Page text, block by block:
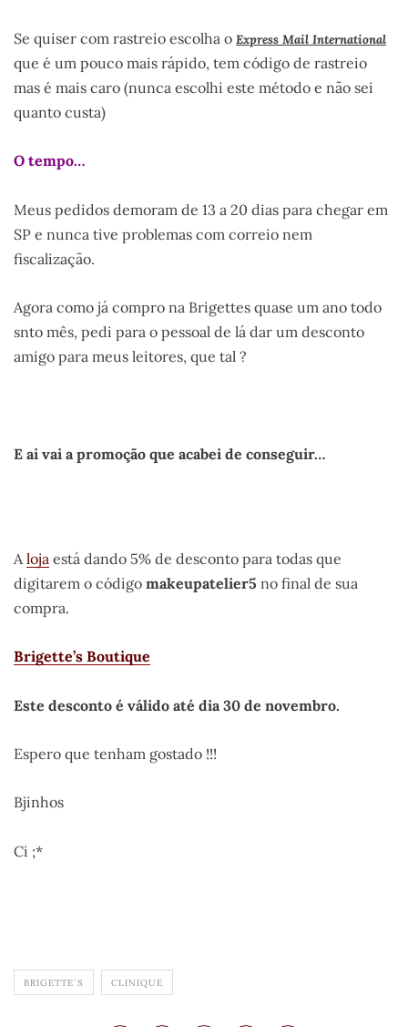
Se quiser com rastreio escolha o Express Mail International
que é um pouco mais rápido, tem código de rastreio
mas é mais caro (nunca escolhi este método e não sei
quanto custa)
O tempo…
Meus pedidos demoram de 13 a 20 dias para chegar em
SP e nunca tive problemas com correio nem
fiscalização.
Agora como já compro na Brigettes quase um ano todo
snto mês, pedi para o pessoal de lá dar um desconto
amigo para meus leitores, que tal ?
E ai vai a promoção que acabei de conseguir…
A loja está dando 5% de desconto para todas que
digitarem o código makeupatelier5 no final de sua
compra.
Brigette’s Boutique
Este desconto é válido até dia 30 de novembro.
Espero que tenham gostado !!!
Bjinhos
Ci ;*
BRIGETTE´S CLINIQUE